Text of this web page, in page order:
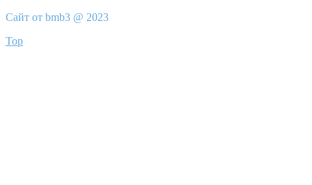
Сайт от bmb3 @ 2023
Top